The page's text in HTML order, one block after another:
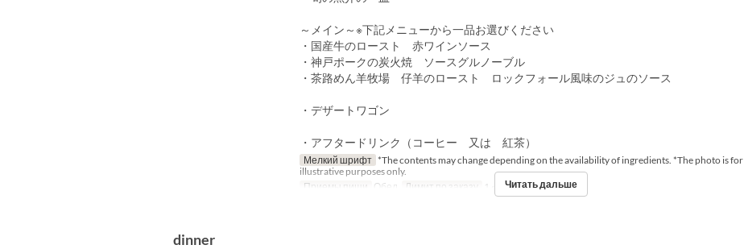
～メイン～※下記メニューから一品お選びください
・国産牛のロースト 赤ワインソース
・神戸ポークの炭火焼 ソースグルノーブル
・茶路めん羊牧場 仔羊のロースト ロックフォール風味のジュのソース
・デザートワゴン
・アフタードリンク（コーヒー 又は 紅茶）
Мелкий шрифт *The contents may change depending on the availability of ingredients. *The photo is for
illustrative purposes only.
Приемы пищи Обед Лимит по заказу 1 ~ 8 Читать дальше
dinner